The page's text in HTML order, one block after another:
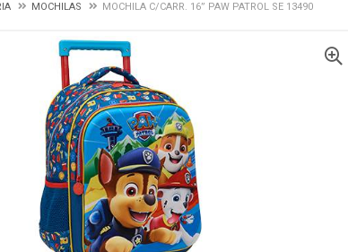
MOCHILAS MOCHILA C/CARR. 16” PAW PATROL SE 13490